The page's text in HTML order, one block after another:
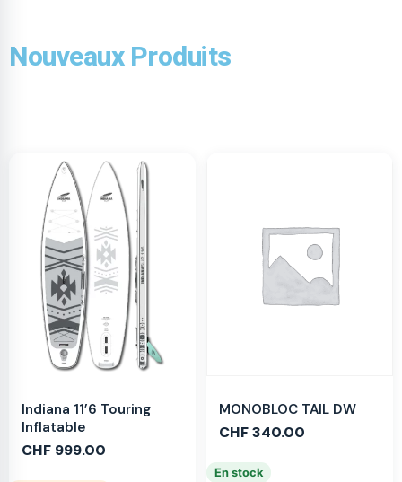
Nouveaux Produits
Indiana 11’6 Touring
Inflatable
CHF 999.00
MONOBLOC TAIL DW
CHF340.00
En stock